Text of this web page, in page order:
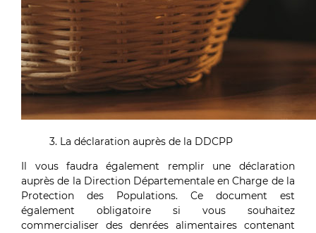
3. La déclaration auprès de la DDCPP
Il vous faudra également remplir une déclaration
auprès de la Direction Départementale en Charge de la
Protection des Populations. Ce document est
également obligatoire si vous souhaitez
commercialiser des denrées alimentaires contenant